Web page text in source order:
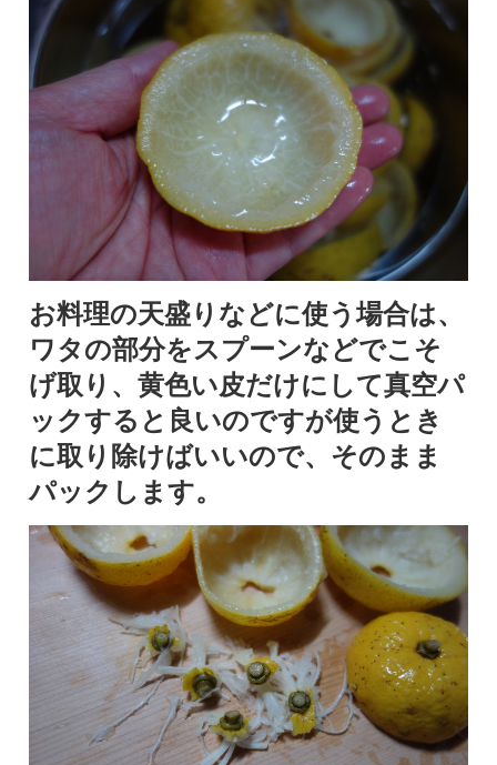
お料理の天盛りなどに使う場合は、
ワタの部分をスプーンなどでこそ
げ取り、黄色い皮だけにして真空パ
ックすると良いのですが使うとき
に取り除けばいいので、そのまま
パックします。